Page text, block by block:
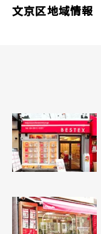
文京区地域情報